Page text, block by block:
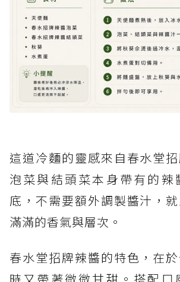
這道冷麵的靈感來自春水堂
泡菜與結頭菜本身帶有的辣
底，不需要額外調製醬汁，
滿滿的香氣與層次。
春水堂招牌辣醬的特色，在